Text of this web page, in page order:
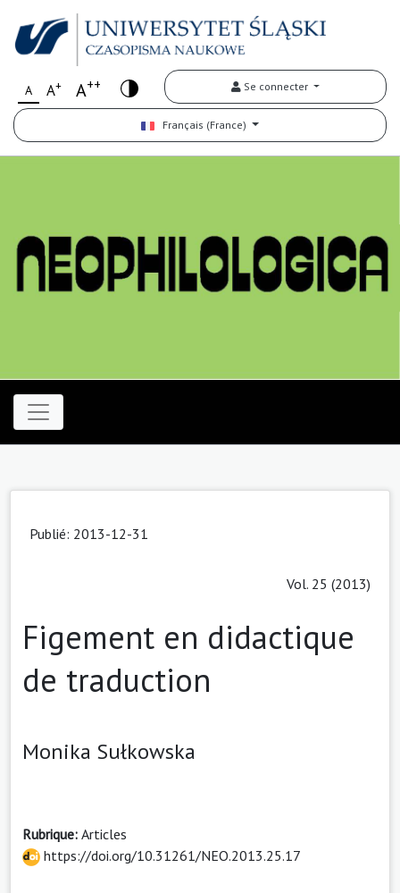
A A+ A++ Se connecter
Français (France)
Publié: 2013-12-31
Vol. 25 (2013)
Figement en didactique
de traduction
Monika Sułkowska
Rubrique: Articles
https://doi.org/10.31261/NEO.2013.25.17